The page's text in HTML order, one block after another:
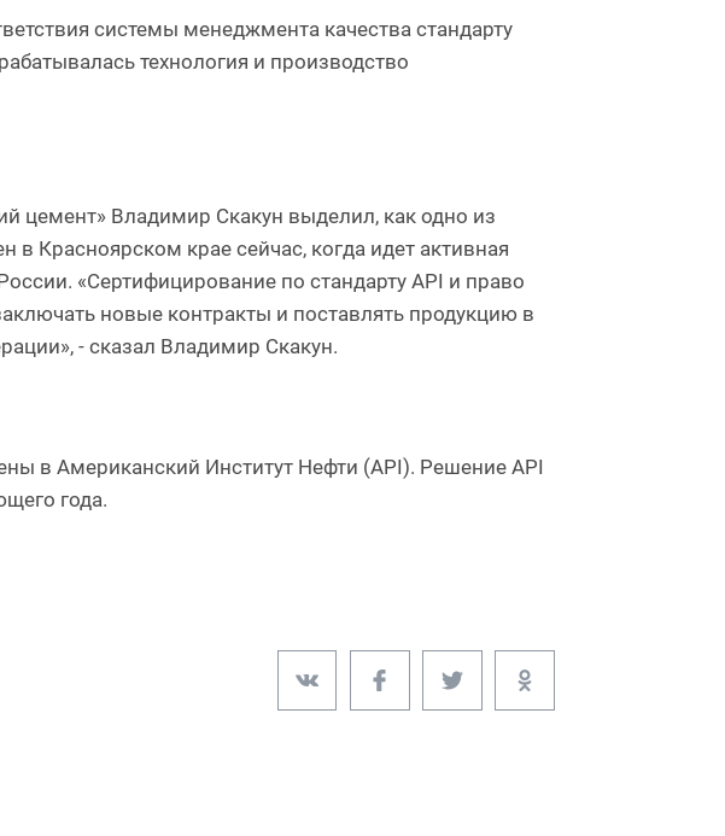
системы менеджмента качества стандарту
технология и производство
цемент» Владимир Скакун выделил, как одно из
Красноярском крае сейчас, когда идет активная
«Сертифицирование по стандарту API и право
новые контракты и поставлять продукцию в
- сказал Владимир Скакун.
в Американский Институт Нефти (API). Решение API
года.